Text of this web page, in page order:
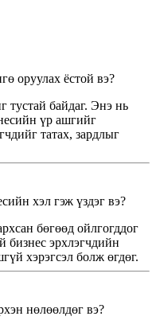
оруулах ёстой вэ?
тустай байдаг. Энэ нь
үр ашгийг
татах, зардлыг
хэл гэж үздэг вэ?
бөгөөд ойлгогддог
бизнес эрхлэгчдийн
хэрэгсэл болж өгдөг.
нөлөөлдөг вэ?